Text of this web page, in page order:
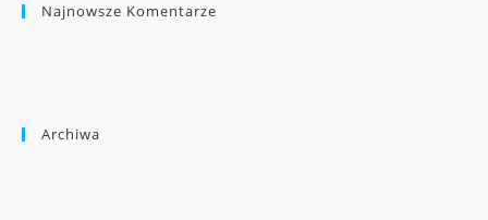
Najnowsze Komentarze
Archiwa